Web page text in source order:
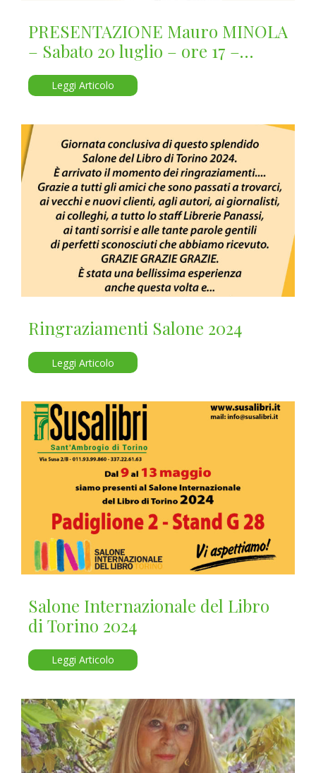
PRESENTAZIONE Mauro MINOLA
– Sabato 20 luglio – ore 17 –
Ferrera Moncenisio
Leggi Articolo
Ringraziamenti Salone 2024
Leggi Articolo
Salone Internazionale del Libro
di Torino 2024
Leggi Articolo